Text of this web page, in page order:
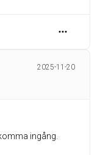
2025-11-20
ingång.